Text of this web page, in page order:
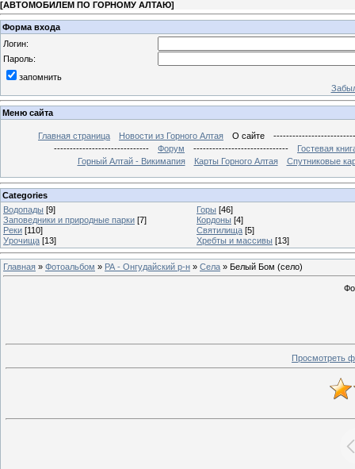
[АВТОМОБИЛЕМ ПО ГОРНОМУ АЛТАЮ]
Форма входа
Логин:
Пароль:
запомнить
Меню сайта
Главная страница Новости из Горного Алтая О сайте
------------------------------
Форум ------------------------------
Гостевая
Горный Алтай - Викимапия
Карты Горного Алтая Спутниковые
Categories
Водопады [9] Горы [46]
Заповедники и природные парки [7] Кордоны [4]
Реки [110] Святилища [5]
Урочища [13] Хребты и массивы [13]
Главная » Фотоальбом » РА - Онгудайский р-н » Села » Белый Бом (село)
Просмотреть